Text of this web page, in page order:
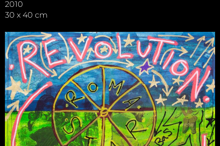
2010
30 x 40 cm